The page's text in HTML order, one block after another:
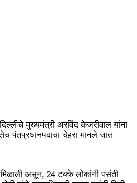
मुख्यमंत्री अरविंद केजरीवाल यांना
पंतप्रधानपदाचा चेहरा मानले जात
मिळाली असून, 24 टक्के लोकांनी पसंती